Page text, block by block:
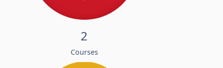
2
Courses